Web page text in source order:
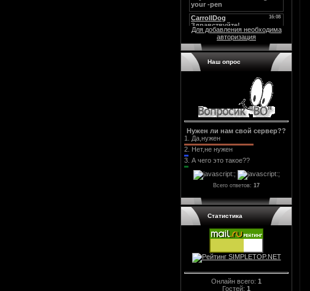
Для добавления необходима
авторизация
Наш опрос
Нужен ли нам свой сервер??
1. Да,нужен
2. Нет,не нужен
3. А чего это такое??
Всего ответов: 17
Статистика
Онлайн всего: 1
Гостей: 1